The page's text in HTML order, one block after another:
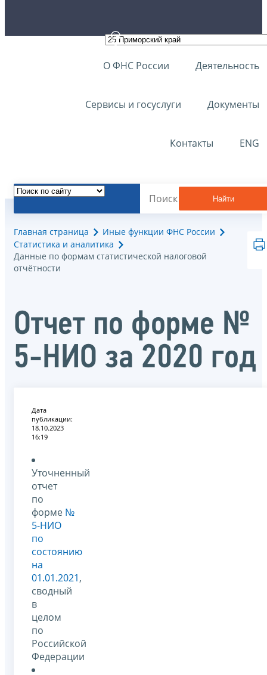
О ФНС России Деятельность
Сервисы и госуслуги Документы
Контакты ENG
Найти
Главная страница
Иные функции ФНС России
Статистика и аналитика
Данные по формам статистической налоговой
отчётности
Отчет по форме №
5-НИО за 2020 год
Дата
публикации:
18.10.2023
16:19
Уточненный
отчет
по
форме №
5-НИО
по
состоянию
на
01.01.2021,
сводный
в
целом
по
Российской
Федерации